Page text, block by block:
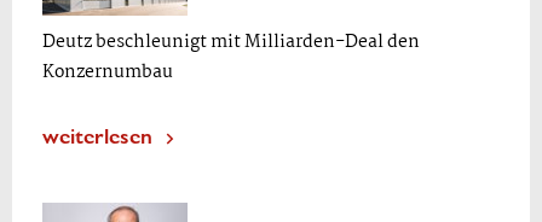
Deutz beschleunigt mit Milliarden-Deal den
Konzernumbau
weiterlesen